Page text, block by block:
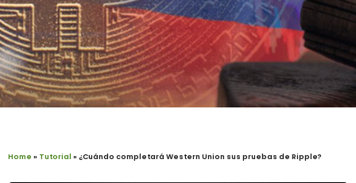
Home » Tutorial »¿Cuándo completará Western Union sus pruebas de Ripple?